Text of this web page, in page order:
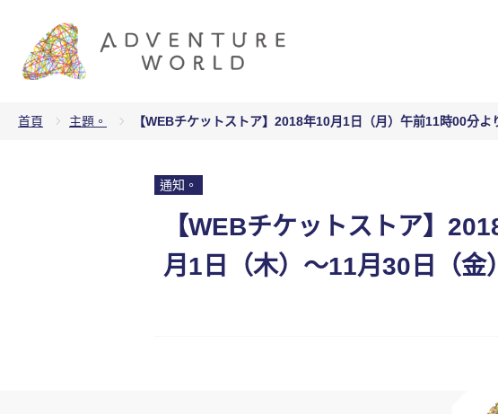
首頁 主題。 【WEBチケットストア】2018年10月1日（月）午前11時00分
通知。
【WEBチケットストア】
月1日（木）〜11月30日（金